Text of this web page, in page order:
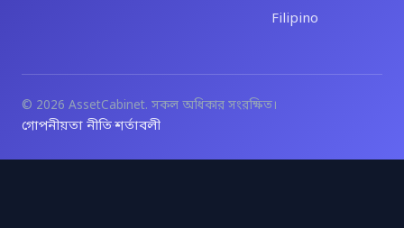
Filipino
© 2026 AssetCabinet. সকল অধিকার সংরক্ষিত।
গোপনীয়তা নীতি·শর্তাবলী